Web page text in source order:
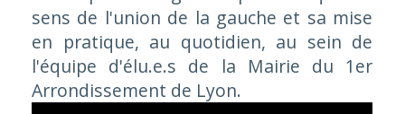
sens de l'union de la gauche et sa mise
en pratique, au quotidien, au sein de
l'équipe d'élu.e.s de la Mairie du 1er
Arrondissement de Lyon.